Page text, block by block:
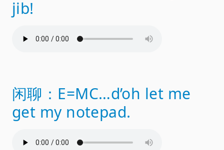
jib!
闲聊：E=MC…d’oh let me
get my notepad.